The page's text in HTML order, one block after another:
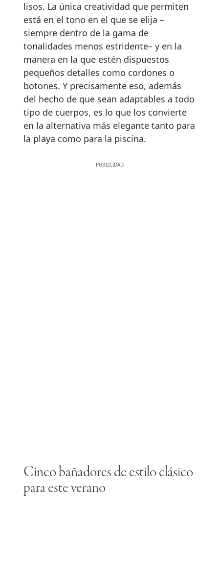
lisos. La única creatividad que permiten
está en el tono en el que se elija –
siempre dentro de la gama de
tonalidades menos estridente– y en la
manera en la que estén dispuestos
pequeños detalles como cordones o
botones. Y precisamente eso, además
del hecho de que sean adaptables a todo
tipo de cuerpos, es lo que los convierte
en la alternativa más elegante tanto para
la playa como para la piscina.
Cinco bañadores de estilo clásico
para este verano